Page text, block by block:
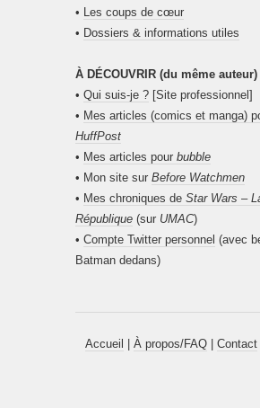
• Les coups de cœur
• Dossiers & informations utiles
À DÉCOUVRIR (du même auteur)
• Qui suis-je ? [Site professionnel]
• Mes articles (comics et manga)
HuffPost
• Mes articles pour bubble
• Mon site sur Before Watchmen
• Mes chroniques de Star Wars –
République (sur UMAC)
• Compte Twitter personnel (avec
Batman dedans)
Accueil À propos/FAQ| Contact|